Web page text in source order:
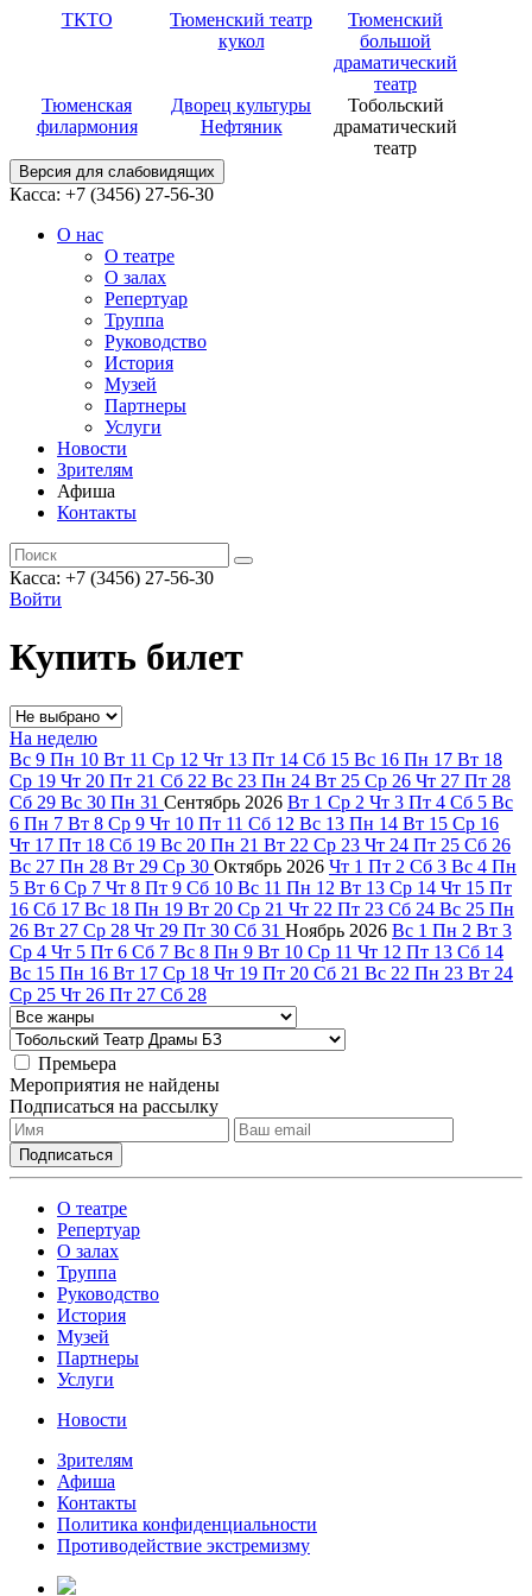
ТКТО
Тюменский театр
кукол
Тюменский
большой
драматический
театр
Тюменская
филармония
Дворец культуры
Нефтяник
Тобольский
драматический
театр
Версия для слабовидящих
Касса: +7 (3456) 27-56-30
О нас
О театре
О залах
Репертуар
Труппа
Руководство
История
Музей
Партнеры
Услуги
Новости
Зрителям
Афиша
Контакты
Касса: +7 (3456) 27-56-30
Войти
Купить билет
На неделю
Вс 9 Пн 10 Вт 11 Ср 12 Чт 13 Пт 14 Сб 15 Вс 16 Пн 17 Вт 18
Ср 19 Чт 20 Пт 21 Сб 22 Вс 23 Пн 24 Вт 25 Ср 26 Чт 27 Пт 28
Сб 29 Вс 30 Пн 31 Сентябрь 2026 Вт 1 Ср 2 Чт 3 Пт 4 Сб 5 Вс
6 Пн 7 Вт 8 Ср 9 Чт 10 Пт 11 Сб 12 Вс 13 Пн 14 Вт 15 Ср 16
Чт 17 Пт 18 Сб 19 Вс 20 Пн 21 Вт 22 Ср 23 Чт 24 Пт 25 Сб 26
Вс 27 Пн 28 Вт 29 Ср 30 Октябрь 2026 Чт 1 Пт 2 Сб 3 Вс 4 Пн
5 Вт 6 Ср 7 Чт 8 Пт 9 Сб 10 Вс 11 Пн 12 Вт 13 Ср 14 Чт 15 Пт
16 Сб 17 Вс 18 Пн 19 Вт 20 Ср 21 Чт 22 Пт 23 Сб 24 Вс 25 Пн
26 Вт 27 Ср 28 Чт 29 Пт 30 Сб 31 Ноябрь 2026 Вс 1 Пн 2 Вт 3
Ср 4 Чт 5 Пт 6 Сб 7 Вс 8 Пн 9 Вт 10 Ср 11 Чт 12 Пт 13 Сб 14
Вс 15 Пн 16 Вт 17 Ср 18 Чт 19 Пт 20 Сб 21 Вс 22 Пн 23 Вт 24
Ср 25 Чт 26 Пт 27 Сб 28
Премьера
Мероприятия не найдены
Подписаться на рассылку
О театре
Репертуар
О залах
Труппа
Руководство
История
Музей
Партнеры
Услуги
Новости
Зрителям
Афиша
Контакты
Политика конфиденциальности
Противодействие экстремизму